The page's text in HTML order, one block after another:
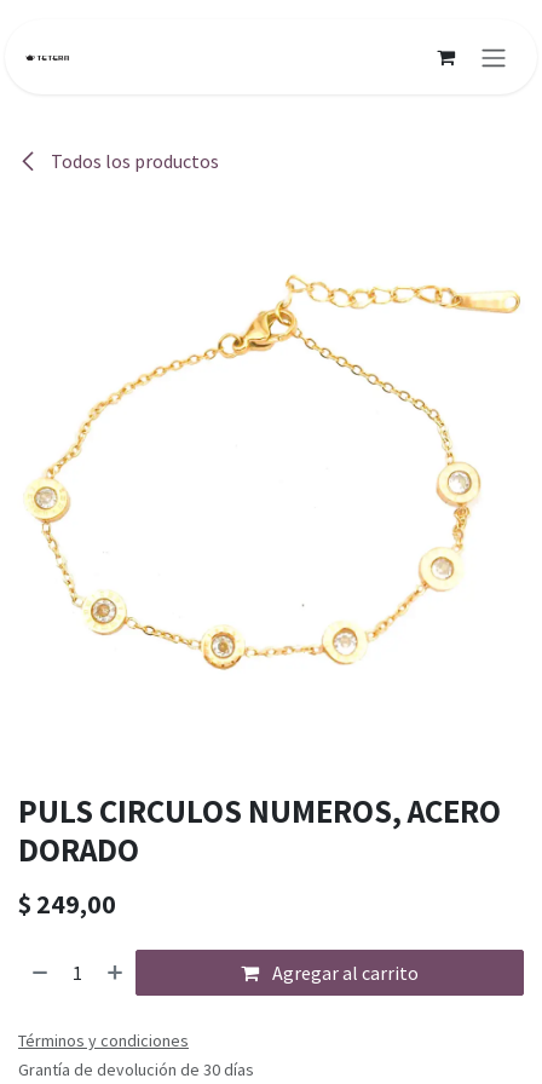
Todos los productos
PULS CIRCULOS NUMEROS, ACERO
DORADO
$ 249,00
Agregar al carrito
Términos y condiciones
Grantía de devolución de 30 días